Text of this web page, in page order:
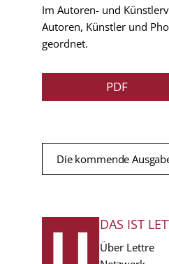
Im Autoren- und
Autoren, Künstler und
geordnet.
PDF
Die kommende
DAS IST
Über Lettre